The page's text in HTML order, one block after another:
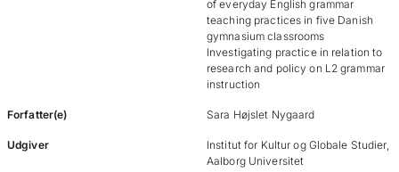
of everyday English grammar
teaching practices in five Danish
gymnasium classrooms
Investigating practice in relation to
research and policy on L2 grammar
instruction
Forfatter(e) Sara Højslet Nygaard
Udgiver
Institut for Kultur og Globale Studier,
Aalborg Universitet